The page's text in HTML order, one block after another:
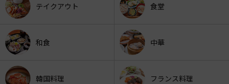
テイクアウト 食堂
和食 中華
韓国料理 フランス料理